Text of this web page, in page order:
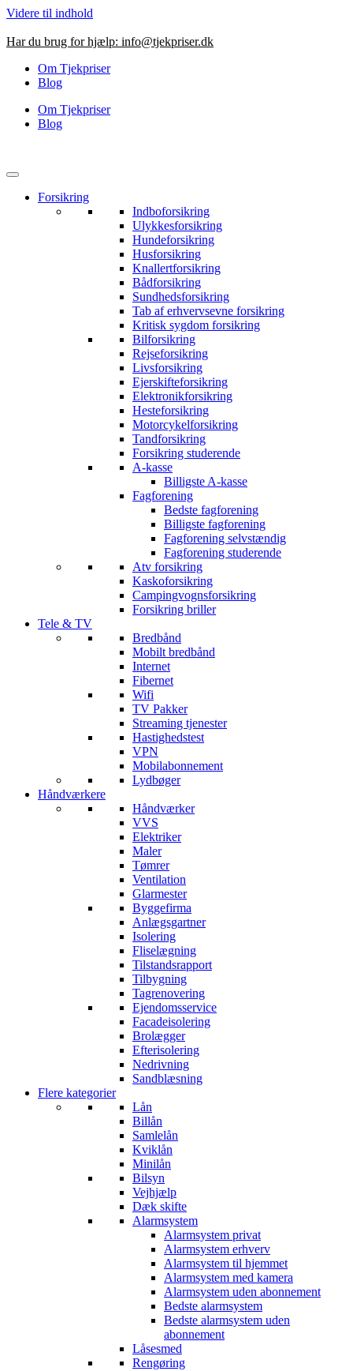
Videre til indhold
Har du brug for hjælp: info@tjekpriser.dk
Om Tjekpriser
Blog
Om Tjekpriser
Blog
Forsikring
Indboforsikring
Ulykkesforsikring
Hundeforsikring
Husforsikring
Knallertforsikring
Bådforsikring
Sundhedsforsikring
Tab af erhvervsevne forsikring
Kritisk sygdom forsikring
Bilforsikring
Rejseforsikring
Livsforsikring
Ejerskifteforsikring
Elektronikforsikring
Hesteforsikring
Motorcykelforsikring
Tandforsikring
Forsikring studerende
A-kasse
Billigste A-kasse
Fagforening
Bedste fagforening
Billigste fagforening
Fagforening selvstændig
Fagforening studerende
Atv forsikring
Kaskoforsikring
Campingvognsforsikring
Forsikring briller
Tele & TV
Bredbånd
Mobilt bredbånd
Internet
Fibernet
Wifi
TV Pakker
Streaming tjenester
Hastighedstest
VPN
Mobilabonnement
Lydbøger
Håndværkere
Håndværker
VVS
Elektriker
Maler
Tømrer
Ventilation
Glarmester
Byggefirma
Anlægsgartner
Isolering
Fliselægning
Tilstandsrapport
Tilbygning
Tagrenovering
Ejendomsservice
Facadeisolering
Brolægger
Efterisolering
Nedrivning
Sandblæsning
Flere kategorier
Lån
Billån
Samlelån
Kviklån
Minilån
Bilsyn
Vejhjælp
Dæk skifte
Alarmsystem
Alarmsystem privat
Alarmsystem erhverv
Alarmsystem til hjemmet
Alarmsystem med kamera
Alarmsystem uden abonnement
Bedste alarmsystem
Bedste alarmsystem uden
abonnement
Låsesmed
Rengøring